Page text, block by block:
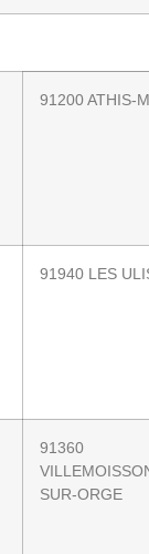
91200 ATHIS-
91940 LES
91360
SUR-ORGE